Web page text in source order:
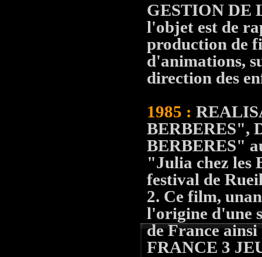
GESTION DE
l'objet est de
production de
d'animations,
direction des
1985 :
BERBERES",
BERBERES"
"Julia chez les
festival de
2. Ce film,
l'origine d'une
de France
FRANCE 3